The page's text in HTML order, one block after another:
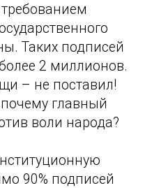
Таких подписей
2 миллионов.
– не поставил!
главный
воли народа?
90% подписей